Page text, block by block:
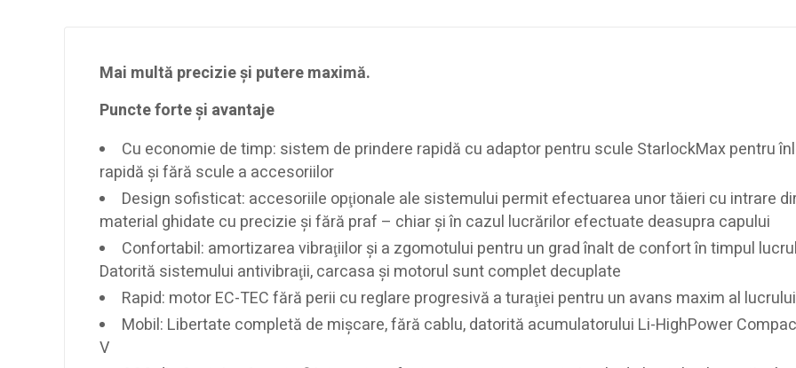
Mai multă precizie şi putere maximă.
Puncte forte şi avantaje
Cu economie de timp: sistem de prindere rapidă cu adaptor pentru scule StarlockMax pentru
rapidă şi fără scule a accesoriilor
Design sofisticat: accesoriile opţionale ale sistemului permit efectuarea unor tăieri cu intrare
material ghidate cu precizie şi fără praf – chiar şi în cazul lucrărilor efectuate deasupra capului
Confortabil: amortizarea vibraţiilor şi a zgomotului pentru un grad înalt de confort în timpul
Datorită sistemului antivibraţii, carcasa şi motorul sunt complet decuplate
Rapid: motor EC-TEC fără perii cu reglare progresivă a turaţiei pentru un avans maxim al lucrului
Mobil: Libertate completă de mişcare, fără cablu, datorită acumulatorului Li-HighPower
V